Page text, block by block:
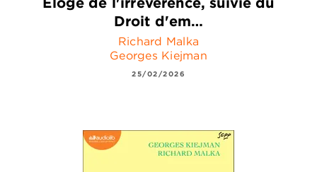
Droit d'em…
Richard Malka
Georges Kiejman
25/02/2026